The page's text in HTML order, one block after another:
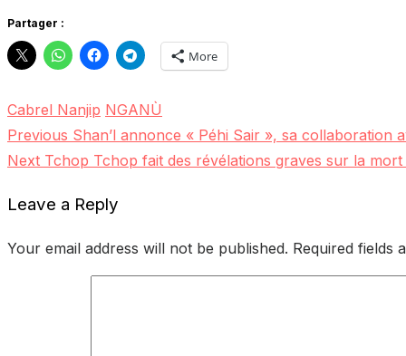
Partager :
More
Cabrel Nanjip NGANÙ
Post
Previous Previous
post:
Shan’l annonce « Péhi Sair », sa collaboration
NextNext
Tchop Tchop fait des révélations graves sur la
Leave a Reply
Your email address will not be published. Required fields